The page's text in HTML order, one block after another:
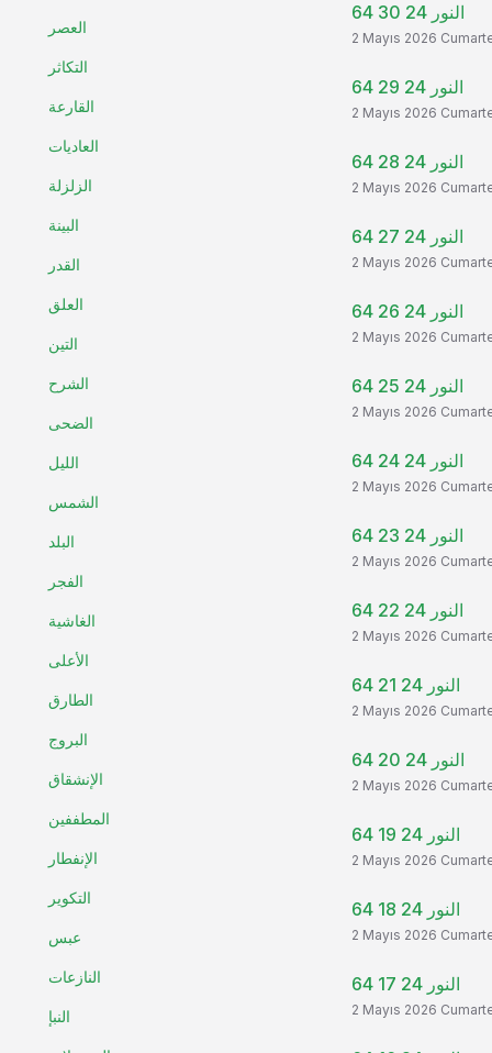
العصر
التكاثر
القارعة
العاديات
الزلزلة
البينة
القدر
العلق
التين
الشرح
الضحى
الليل
الشمس
البلد
الفجر
الغاشية
الأعلى
الطارق
البروج
الإنشقاق
المطففين
الإنفطار
التكوير
عبس
النازعات
النبإ
النور 24 30 64
2 Mayıs 2026
النور 24 29 64
2 Mayıs 2026
النور 24 28 64
2 Mayıs 2026
النور 24 27 64
2 Mayıs 2026
النور 24 26 64
2 Mayıs 2026
النور 24 25 64
2 Mayıs 2026
النور 24 24 64
2 Mayıs 2026
النور 24 23 64
2 Mayıs 2026
النور 24 22 64
2 Mayıs 2026
النور 24 21 64
2 Mayıs 2026
النور 24 20 64
2 Mayıs 2026
النور 24 19 64
2 Mayıs 2026
النور 24 18 64
2 Mayıs 2026
النور 24 17 64
2 Mayıs 2026